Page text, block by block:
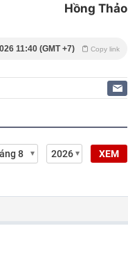
Hồng Thảo
Copy link
11:40 (GMT +7)
XEM